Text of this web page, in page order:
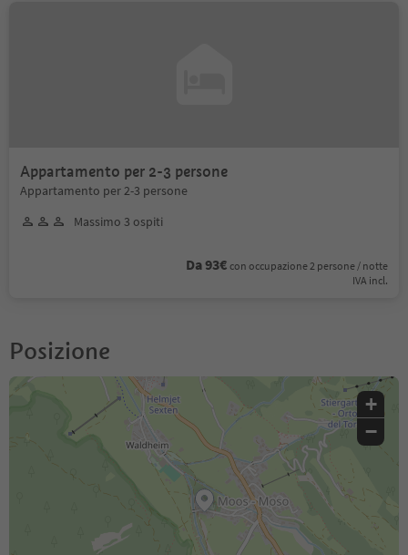
Appartamento per 2-3 persone
Appartamento per 2-3 persone
Massimo 3 ospiti
Da 93€ con occupazione 2 persone / notte
IVA incl.
Posizione
+
−